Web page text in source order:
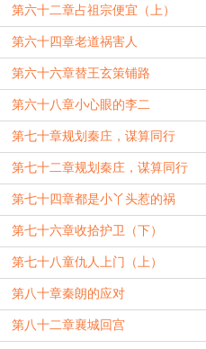
第六十二章占祖宗便宜（上）
第六十四章老道祸害人
第六十六章替王玄策铺路
第六十八章小心眼的李二
第七十章规划秦庄，谋算同行
（上）
第七十二章规划秦庄，谋算同行
（下）
第七十四章都是小丫头惹的祸
（下）
第七十六章收拾护卫（下）
第七十八童仇人上门（上）
第八十章秦朗的应对
第八十二章襄城回宫